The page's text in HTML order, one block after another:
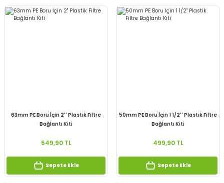
63mm PE Boru İçin 2'' Plastik Filtre
Bağlantı Kiti
549,90 TL
Sepete Ekle
50mm PE Boru İçin 1 1/2'' Plastik Filtre
Bağlantı Kiti
499,90 TL
Sepete Ekle